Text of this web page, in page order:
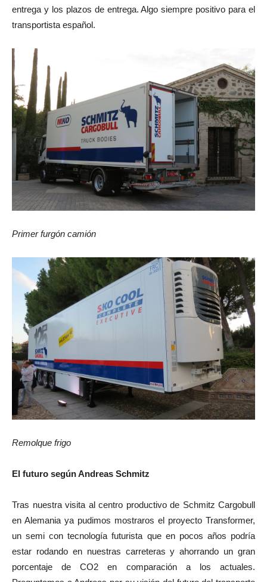
entrega y los plazos de entrega. Algo siempre positivo para el
transportista español.
Primer furgón camión
Remolque frigo
El futuro según Andreas Schmitz
Tras nuestra visita al centro productivo de Schmitz Cargobull
en Alemania ya pudimos mostraros el proyecto Transformer,
un semi con tecnología futurista que en pocos años podría
estar rodando en nuestras carreteras y ahorrando un gran
porcentaje de CO2 en comparación a los actuales.